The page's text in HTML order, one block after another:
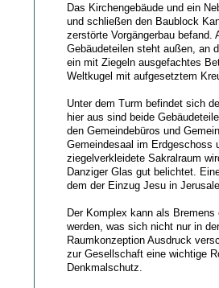
Das Kirchengebäude und ein
und schließen den Baublock
zerstörte Vorgängerbau
Gebäudeteilen steht außen, an
ein mit Ziegeln ausgefachtes
Weltkugel mit aufgesetztem
Unter dem Turm befindet sich
hier aus sind beide
den Gemeindebüros und
Gemeindesaal im Erdgeschoss
ziegelverkleidete Sakralraum
Danziger Glas gut belichtet.
dem der Einzug Jesu in
Der Komplex kann als
werden, was sich nicht nur in
Raumkonzeption Ausdruck
zur Gesellschaft eine wichtige
Denkmalschutz.